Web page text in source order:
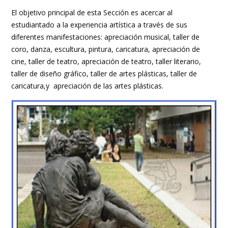
El objetivo principal de esta Sección es acercar al
estudiantado a la experiencia artística a través de sus
diferentes manifestaciones: apreciación musical, taller de
coro, danza, escultura, pintura, caricatura, apreciación de
cine, taller de teatro, apreciación de teatro, taller literario,
taller de diseño gráfico, taller de artes plásticas, taller de
caricatura,y apreciación de las artes plásticas.